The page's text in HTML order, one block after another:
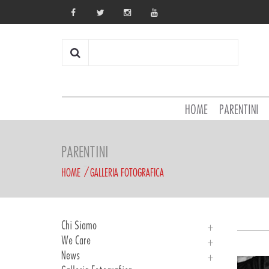
HOME PARENTINI
PARENTINI
HOME GALLERIA FOTOGRAFICA
Chi Siamo
Chi Siamo
Storia
We Care
We Care
News